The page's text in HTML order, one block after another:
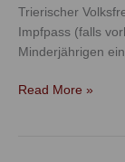
Trierischer
Impfpass (falls
Minderjährigen
Read More »